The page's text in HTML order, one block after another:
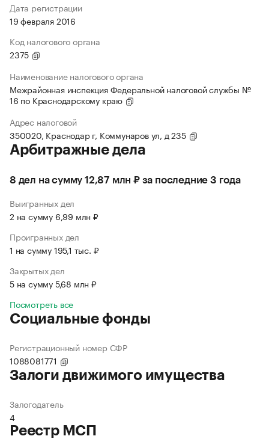
Дата регистрации
19 февраля 2016
Код налогового органа
2375
Наименование налогового органа
Межрайонная инспекция Федеральной налоговой службы №
16 по Краснодарскому краю
Адрес налоговой
350020, Краснодар г, Коммунаров ул, д 235
Арбитражные дела
8 дел на сумму 12,87 млн ₽ за последние 3 года
Выигранных дел
2 на сумму 6,99 млн ₽
Проигранных дел
1 на сумму 195,1 тыс. ₽
Закрытых дел
5 на сумму 5,68 млн ₽
Посмотреть все
Социальные фонды
Регистрационный номер СФР
1088081771
Залоги движимого имущества
Залогодатель
4
Реестр МСП